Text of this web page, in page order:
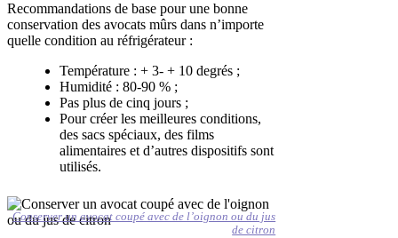
Recommandations de base pour une bonne
conservation des avocats mûrs dans n’importe
quelle condition au réfrigérateur :
Température : + 3- + 10 degrés ;
Humidité : 80-90 % ;
Pas plus de cinq jours ;
Pour créer les meilleures conditions,
des sacs spéciaux, des films
alimentaires et d’autres dispositifs sont
utilisés.
Conserver un avocat coupé avec de l’oignon ou du jus
de citron